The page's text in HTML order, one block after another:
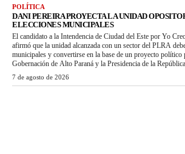
POLÍTICA
DANI PEREIRA PROYECTA LA UNIDAD
ELECCIONES MUNICIPALES
El candidato a la Intendencia de Ciudad del Este por Yo
afirmó que la unidad alcanzada con un sector del PLRA
municipales y convertirse en la base de un proyecto político
Gobernación de Alto Paraná y la Presidencia de la
7 de agosto de 2026